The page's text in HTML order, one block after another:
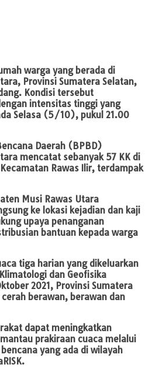
warga yang berada di
Provinsi Sumatera Selatan,
Kondisi tersebut
intensitas tinggi yang
Selasa (5/10), pukul 21.00
Daerah (BPBD)
mencatat sebanyak 57 KK di
Rawas Ilir, terdampak
Musi Rawas Utara
ke lokasi kejadian dan kaji
upaya penanganan
bantuan kepada warga
tiga harian yang dikeluarkan
dan Geofisika
2021, Provinsi Sumatera
berawan, berawan dan
dapat meningkatkan
prakiraan cuaca melalui
yang ada di wilayah